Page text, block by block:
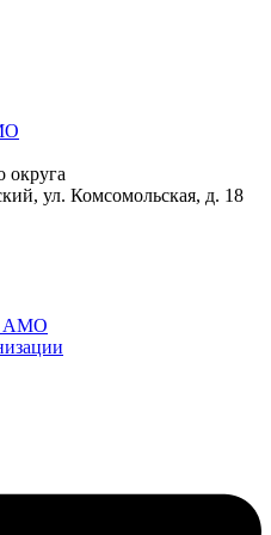
округа
ул. Комсомольская, д. 18
АМО